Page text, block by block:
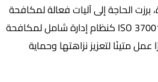
برزت الحاجة إلى آليات فعالة لمكافحة
هذه الظواهر ، تأتي شهادة ISO 37001 كنظام إدارة شامل لمكافحة
متينًا لتعزيز نزاهتها وحماية